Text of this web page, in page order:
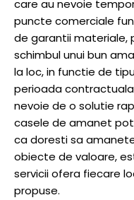
care au nevoie
puncte comerciale
de garantii materiale,
schimbul unui bun
la loc, in functie de
perioada
nevoie de o solutie
casele de amanet pot
ca doresti sa
obiecte de valoare,
servicii ofera fiecare
propuse.